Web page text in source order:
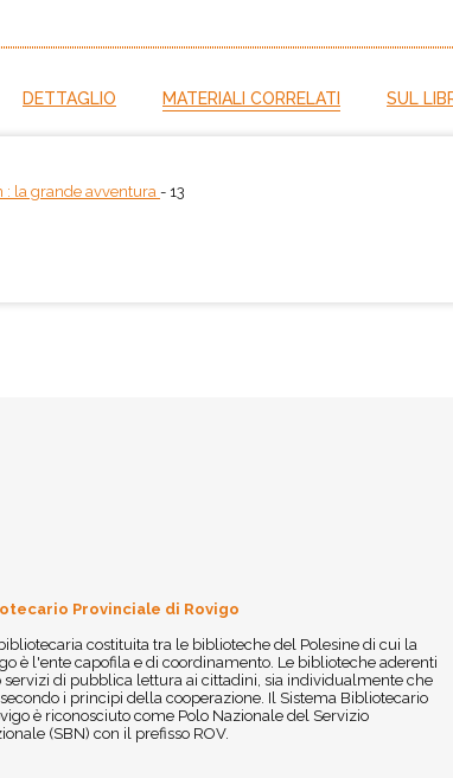
DETTAGLIO MATERIALI CORRELATI SUL
: la grande avventura - 13
Provinciale di Rovigo
costituita tra le biblioteche del Polesine di cui la
è l'ente capofila e di coordinamento. Le biblioteche aderenti
servizi di pubblica lettura ai cittadini, sia individualmente che
i principi della cooperazione. Il Sistema Bibliotecario
è riconosciuto come Polo Nazionale del Servizio
(SBN) con il prefisso ROV.